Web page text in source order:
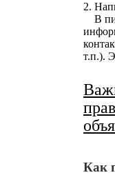
2.
В
т.п.).
Как